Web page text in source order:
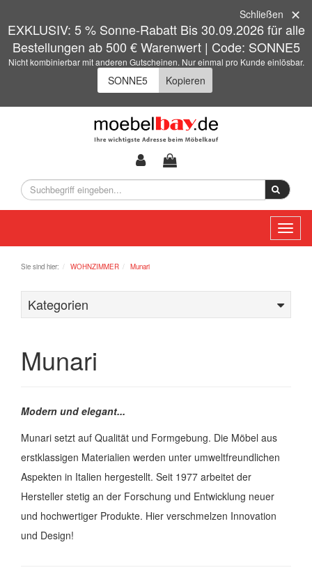
EXKLUSIV: 5 % Sonne-Rabatt Bis 30.09.2026 für alle
Bestellungen ab 500 € Warenwert | Code: SONNE5
Nicht kombinierbar mit anderen Gutscheinen. Nur einmal pro Kunde einlösbar.
Kopieren
Schließen
Sie sind hier: WOHNZIMMER Munari
Kategorien
Munari
Modern und elegant...
Munari setzt auf Qualität und Formgebung. Die Möbel aus
erstklassigen Materialien werden unter umweltfreundlichen
Aspekten in Italien hergestellt. Seit 1977 arbeitet der
Hersteller stetig an der Forschung und Entwicklung neuer
und hochwertiger Produkte. Hier verschmelzen Innovation
und Design!